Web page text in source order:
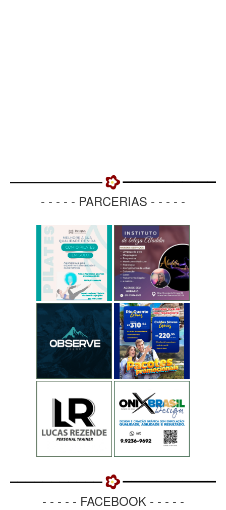
- - - - - PARCERIAS - - - - -
- - - - - FACEBOOK - - - - -